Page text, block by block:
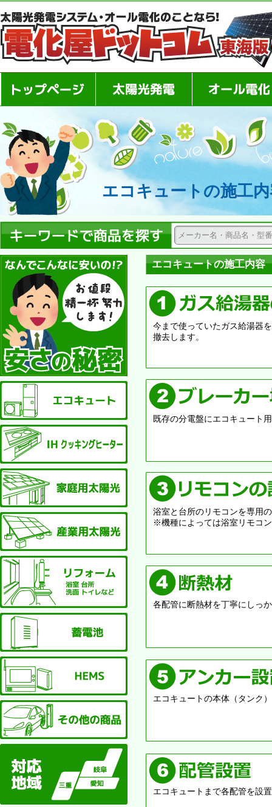
エコキュートの施工
エコキュートの施工内容
今まで使っていたガス給湯器
撤去します。
既存の分電盤にエコキュート
浴室と台所のリモコンを専用
※機種によっては浴室リモコ
各配管に断熱材を丁寧にしっ
エコキュートの本体（タンク
エコキュートまで各配管を設
安さの秘密
エコキュート
家庭用太陽光発電
産業用太陽光発電
HEMS
その他の商品